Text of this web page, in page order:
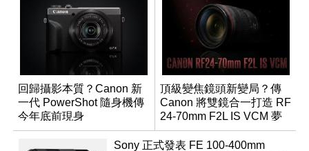
回歸攝影本質？Canon 新
一代 PowerShot 隨身機傳
今年底前現身
頂級變焦鏡頭新變局？傳
Canon 將雙鏡合一打造 RF
24-70mm F2L IS VCM 夢
幻規格
Sony 正式發表 FE 100-400mm